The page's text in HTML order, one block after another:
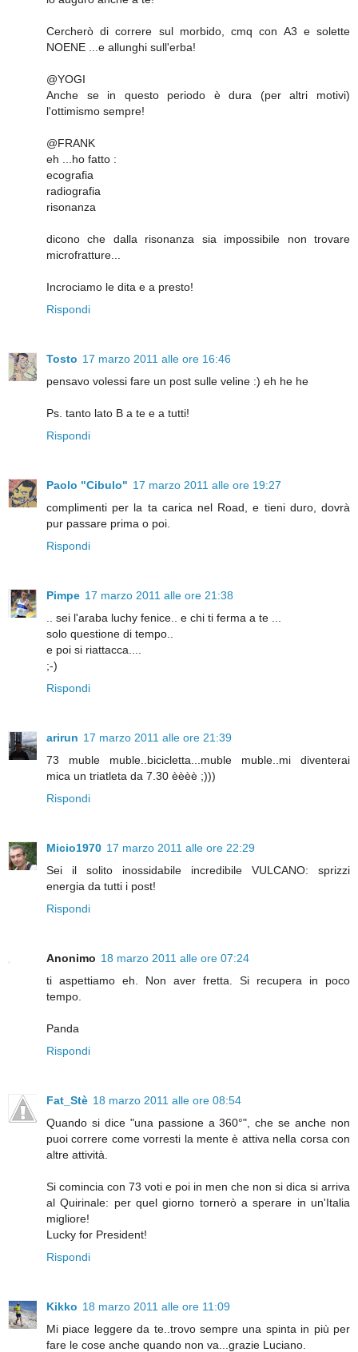
Cercherò di correre sul morbido, cmq con A3 e solette
NOENE ...e allunghi sull'erba!
@YOGI
Anche se in questo periodo è dura (per altri motivi)
l'ottimismo sempre!
@FRANK
eh ...ho fatto :
ecografia
radiografia
risonanza
dicono che dalla risonanza sia impossibile non trovare
microfratture...
Incrociamo le dita e a presto!
Rispondi
Tosto 17 marzo 2011 alle ore 16:46
pensavo volessi fare un post sulle veline :) eh he he
Ps. tanto lato B a te e a tutti!
Rispondi
Paolo "Cibulo" 17 marzo 2011 alle ore 19:27
complimenti per la ta carica nel Road, e tieni duro, dovrà
pur passare prima o poi.
Rispondi
Pimpe 17 marzo 2011 alle ore 21:38
.. sei l'araba luchy fenice.. e chi ti ferma a te ...
solo questione di tempo..
e poi si riattacca....
;-)
Rispondi
arirun 17 marzo 2011 alle ore 21:39
73 muble muble..bicicletta...muble muble..mi diventerai
mica un triatleta da 7.30 èèèè ;)))
Rispondi
Micio1970 17 marzo 2011 alle ore 22:29
Sei il solito inossidabile incredibile VULCANO: sprizzi
energia da tutti i post!
Rispondi
Anonimo 18 marzo 2011 alle ore 07:24
ti aspettiamo eh. Non aver fretta. Si recupera in poco
tempo.
Panda
Rispondi
Fat_Stè 18 marzo 2011 alle ore 08:54
Quando si dice "una passione a 360°", che se anche non
puoi correre come vorresti la mente è attiva nella corsa con
altre attività.
Si comincia con 73 voti e poi in men che non si dica si arriva
al Quirinale: per quel giorno tornerò a sperare in un'Italia
migliore!
Lucky for President!
Rispondi
Kikko 18 marzo 2011 alle ore 11:09
Mi piace leggere da te..trovo sempre una spinta in più per
fare le cose anche quando non va...grazie Luciano.